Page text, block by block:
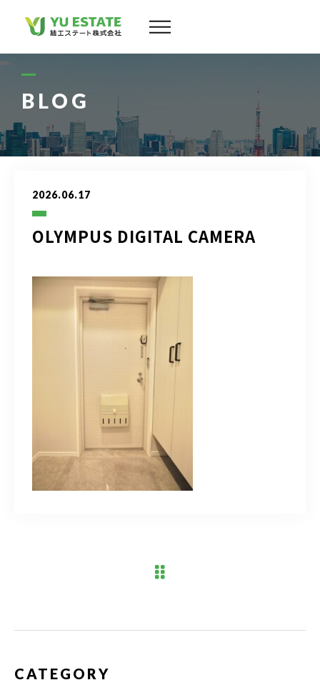
BLOG
2026.06.17
OLYMPUS DIGITAL CAMERA
CATEGORY
物件情報
お客様の声
よくある質問
ブログ
アクセス
03-6909-2648
営業時間 10：00～19：00（定休日 水曜日）